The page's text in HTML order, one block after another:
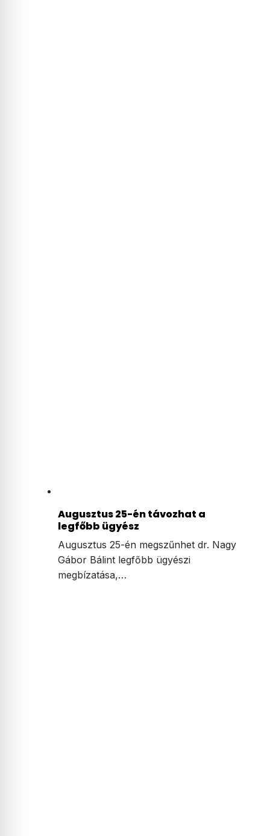
Augusztus 25-én távozhat a
legfőbb ügyész
Augusztus 25-én megszűnhet dr. Nagy
Gábor Bálint legfőbb ügyészi
megbízatása,…